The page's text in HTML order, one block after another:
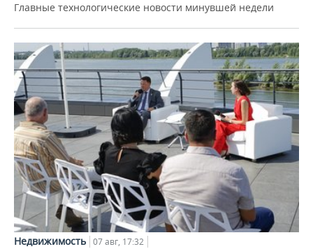
Главные технологические новости минувшей недели
Недвижимость 07 авг, 17:32